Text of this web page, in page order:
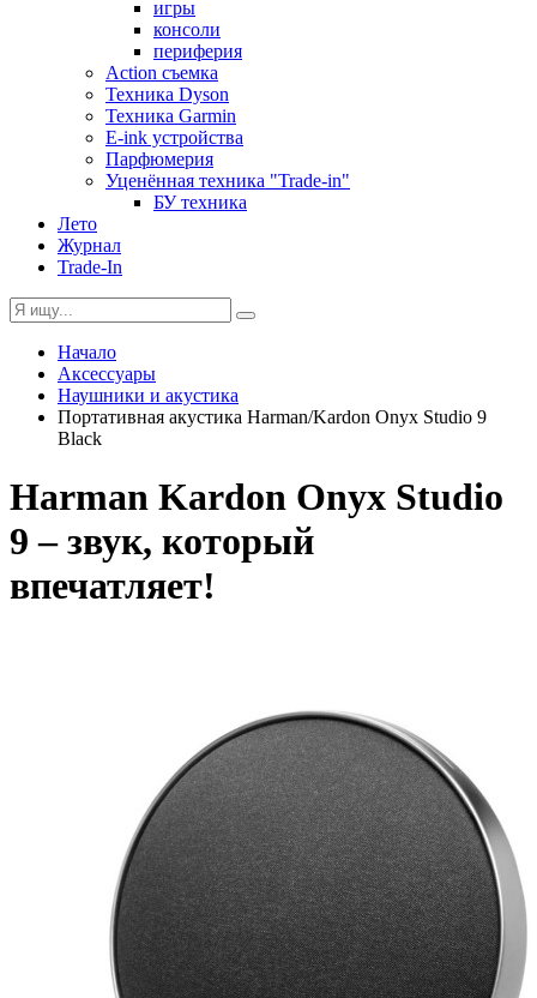
игры
консоли
периферия
Action съемка
Техника Dyson
Техника Garmin
E-ink устройства
Парфюмерия
Уценённая техника "Trade-in"
БУ техника
Лето
Журнал
Trade-In
Начало
Аксессуары
Наушники и акустика
Портативная акустика Harman/Kardon Onyx Studio 9
Black
Harman Kardon Onyx Studio
9 – звук, который
впечатляет!